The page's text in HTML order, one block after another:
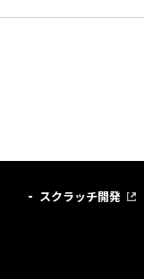
スクラッチ開発